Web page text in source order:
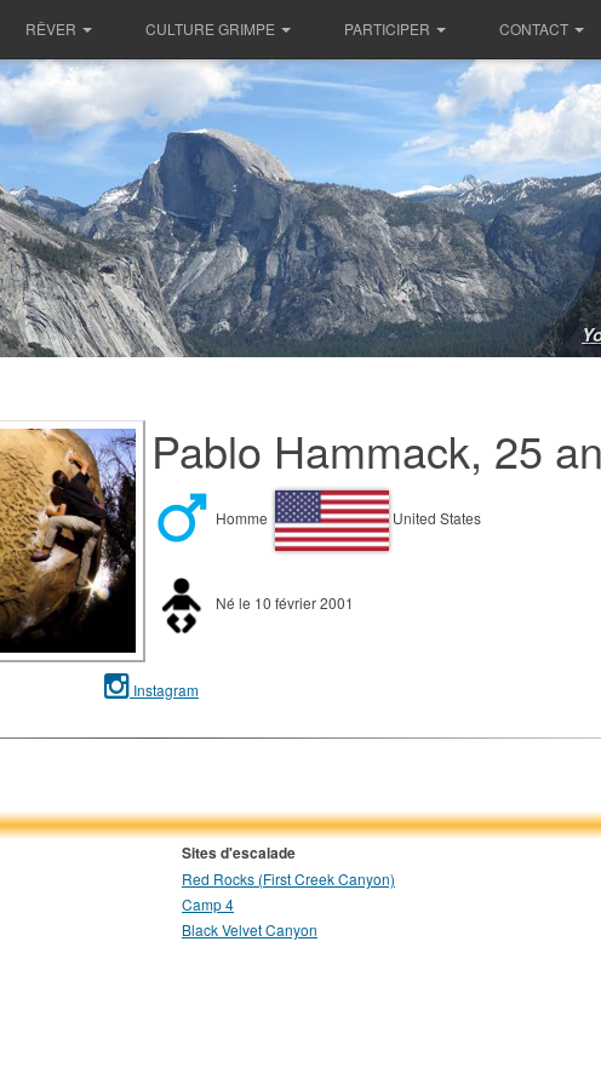
RÊVER CULTURE GRIMPE PARTICIPER CONTACT
Pablo Hammack, 25
Homme United States
Né le 10 février 2001
Instagram
Sites d'escalade
Red Rocks (First Creek Canyon)
Camp 4
Black Velvet Canyon